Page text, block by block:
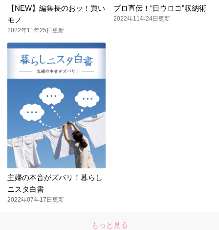
【NEW】編集長のおッ！買い
モノ
2022年11年25日更新
プロ直伝！“目ウロコ”収納術
2022年11年24日更新
主婦の本音がズバリ！暮らし
ニスタ白書
2022年07年17日更新
もっと見る